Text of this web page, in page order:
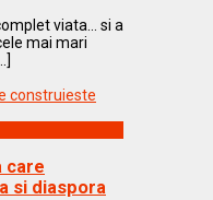
viata… si a
mai mari
care
si diaspora